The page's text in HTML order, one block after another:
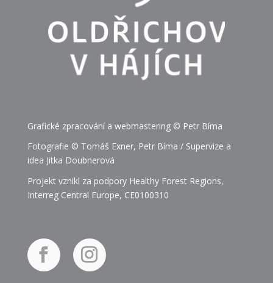
Grafické zpracování a webmastering © Petr Bíma
Fotografie © Tomáš Exner, Petr Bíma / Supervize a
idea Jitka Doubnerová
Projekt vznikl za podpory Healthy Forest Regions,
Interreg Central Europe, CE0100310